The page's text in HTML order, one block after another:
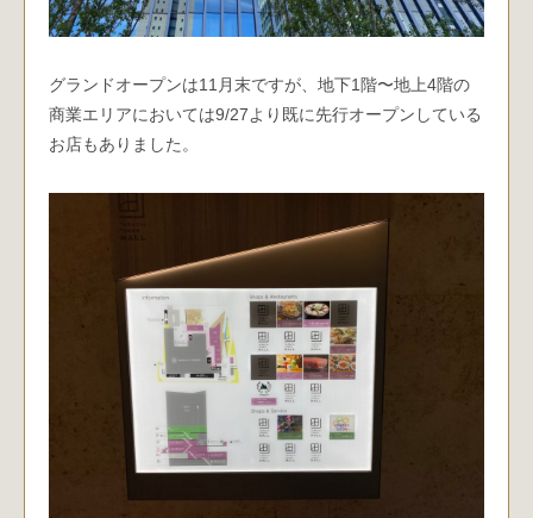
グランドオープンは11月末ですが、地下1階〜地上4階の
商業エリアにおいては9/27より既に先行オープンしている
お店もありました。